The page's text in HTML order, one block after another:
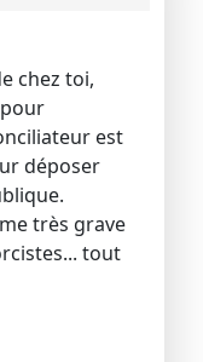
chez toi,
est
déposer
très grave
tout